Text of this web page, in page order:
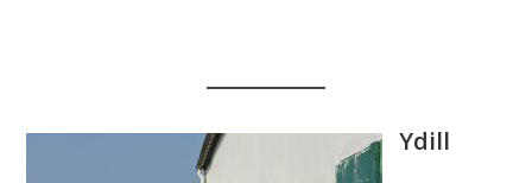
Ydill